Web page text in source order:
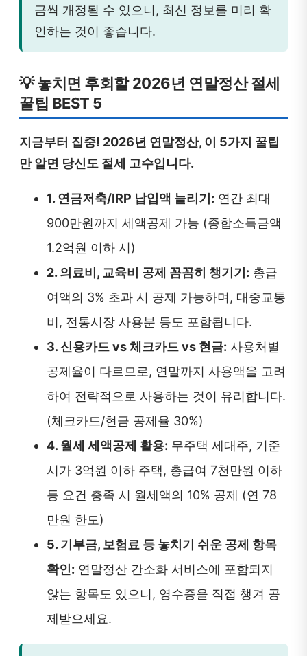
금씩 개정될 수 있으니, 최신 정보를 미리 확
인하는 것이 좋습니다.
💡 놓치면 후회할 2026년 연말정산 절세
꿀팁 BEST 5
지금부터 집중! 2026년 연말정산, 이 5가지 꿀팁
만 알면 당신도 절세 고수입니다.
1. 연금저축/IRP 납입액 늘리기: 연간 최대
900만원까지 세액공제 가능 (종합소득금액
1.2억원 이하 시)
2. 의료비, 교육비 공제 꼼꼼히 챙기기: 총급
여액의 3% 초과 시 공제 가능하며, 대중교통
비, 전통시장 사용분 등도 포함됩니다.
3. 신용카드 vs 체크카드 vs 현금: 사용처별
공제율이 다르므로, 연말까지 사용액을 고려
하여 전략적으로 사용하는 것이 유리합니다.
(체크카드/현금 공제율 30%)
4. 월세 세액공제 활용: 무주택 세대주, 기준
시가 3억원 이하 주택, 총급여 7천만원 이하
등 요건 충족 시 월세액의 10% 공제 (연 78
만원 한도)
5. 기부금, 보험료 등 놓치기 쉬운 공제 항목
확인: 연말정산 간소화 서비스에 포함되지
않는 항목도 있으니, 영수증을 직접 챙겨 공
제받으세요.